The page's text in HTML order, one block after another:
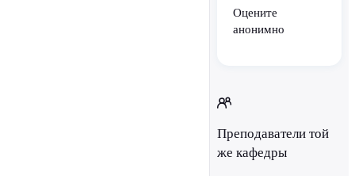
Оцените
анонимно
Преподаватели той
же кафедры